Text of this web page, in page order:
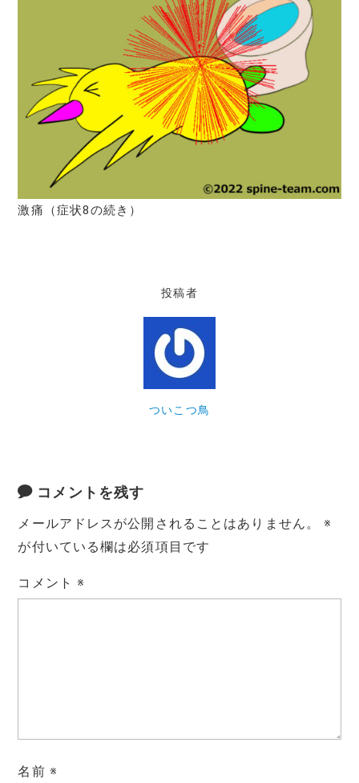
激痛（症状8の続き）
投稿者
ついこつ鳥
コメントを残す
メールアドレスが公開されることはありません。
※
が付いている欄は必須項目です
コメント※
名前 ※